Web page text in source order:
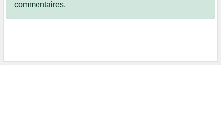
commentaires.